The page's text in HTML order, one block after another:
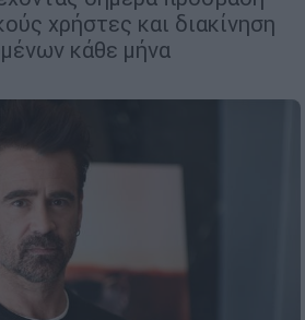
χρήστες και διακίνηση
κάθε μήνα